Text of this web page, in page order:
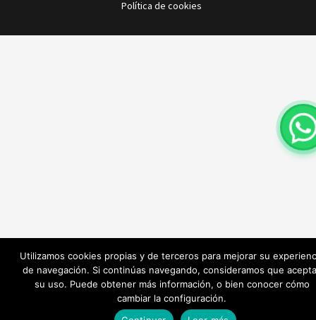
Política de cookies
Utilizamos cookies propias y de terceros para mejorar su
de navegación. Si continúas navegando, consideramos que
su uso. Puede obtener más información, o bien conocer cómo
cambiar la configuración.